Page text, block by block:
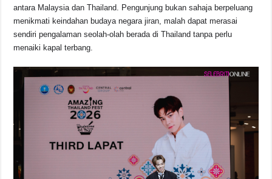
antara Malaysia dan Thailand. Pengunjung bukan sahaja berpeluang
menikmati keindahan budaya negara jiran, malah dapat merasai
sendiri pengalaman seolah-olah berada di Thailand tanpa perlu
menaiki kapal terbang.